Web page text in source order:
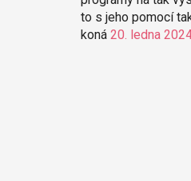
to s jeho pomocí
koná 20. ledna